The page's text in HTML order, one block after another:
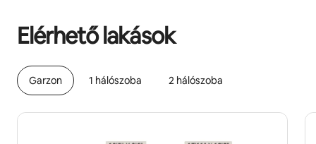
Elérhető lakások
Garzon 1 hálószoba 2 hálószoba